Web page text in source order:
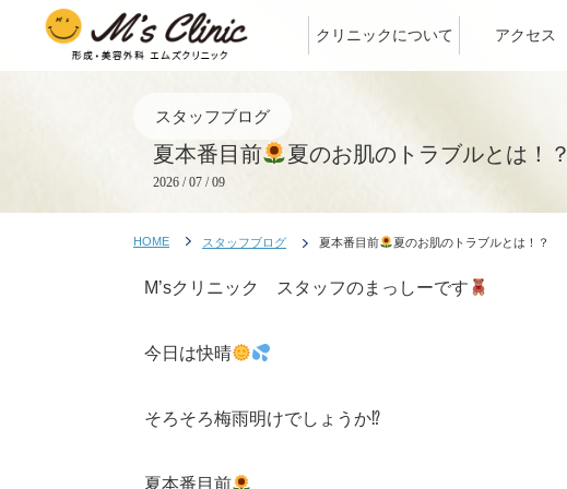
クリニックについて アクセス
スタッフブログ
夏本番目前 夏のお肌のトラブルとは！？
2026 / 07 / 09
HOME スタッフブログ 夏本番目前 夏のお肌のトラブルとは！？
M’sクリニック スタッフのまっしーです
今日は快晴
そろそろ梅雨明けでしょうか⁉︎
夏本番目前